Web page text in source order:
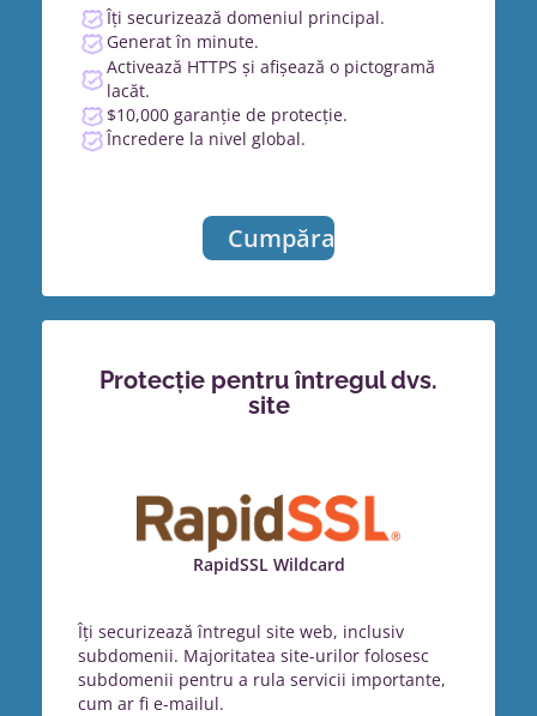
Îți securizează domeniul principal.
Generat în minute.
Activează HTTPS și afișează o pictogramă
lacăt.
$10,000 garanție de protecție.
Încredere la nivel global.
Cumpărați
Protecție pentru întregul dvs.
site
RapidSSL Wildcard
Îți securizează întregul site web, inclusiv
subdomenii. Majoritatea site-urilor folosesc
subdomenii pentru a rula servicii importante,
cum ar fi e-mailul.